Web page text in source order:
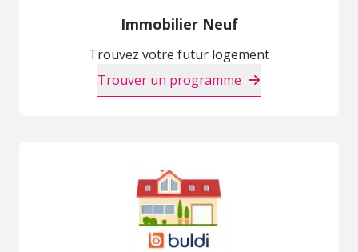
Immobilier Neuf
Trouvez votre futur logement
Trouver un programme